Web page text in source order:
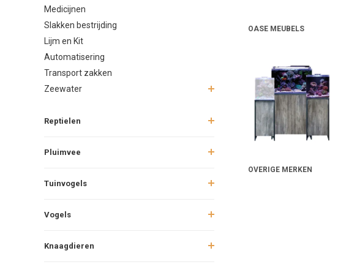
Medicijnen
Slakken bestrijding
Lijm en Kit
Automatisering
Transport zakken
Zeewater
Reptielen
Pluimvee
Tuinvogels
Vogels
Knaagdieren
OASE MEUBELS
OVERIGE MERKEN